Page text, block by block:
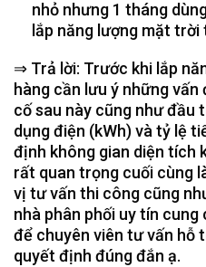
nhỏ nhưng 1 tháng
lắp năng lượng mặt
⇒ Trả lời: Trước khi lắp
hàng cần lưu ý những
cố sau này cũng như đầu
dụng điện (kWh) và tỷ lệ
định không gian diện tích
rất quan trọng cuối cùng
vị tư vấn thi công cũng
nhà phân phối uy tín
để chuyên viên tư vấn hỗ
quyết định đúng đắn ạ.